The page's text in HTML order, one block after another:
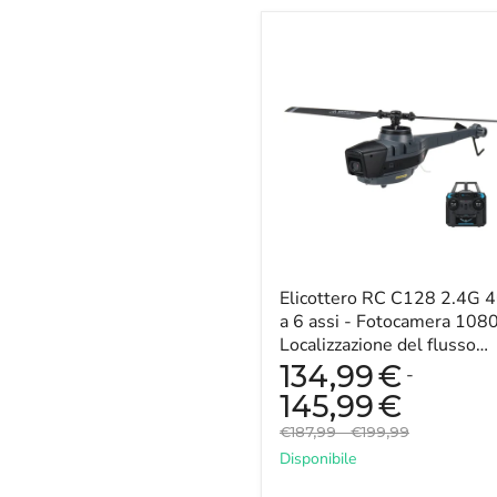
4CH
flusso
ottico,
Mantenimento
dell'altitudine,
Flybarless
-
Perfetto
per
la
Elicottero RC C128 2.4G
a 6 assi - Fotocamera
Localizzazione del flusso
ottico, Mantenimento
dell'altitudi...
134,99€ -
145,99€
Prezzo
originale
€187,99 -Prezzo
€199,99
Disponibile